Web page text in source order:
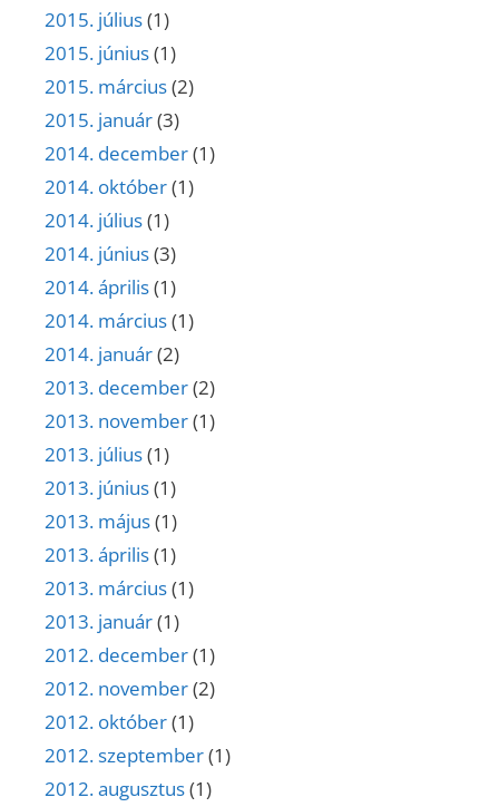
2015. július(1)
2015. június(1)
2015. március(2)
2015. január(3)
2014. december(1)
2014. október(1)
2014. július(1)
2014. június(3)
2014. április(1)
2014. március(1)
2014. január(2)
2013. december(2)
2013. november(1)
2013. július(1)
2013. június(1)
2013. május(1)
2013. április(1)
2013. március(1)
2013. január(1)
2012. december(1)
2012. november(2)
2012. október(1)
2012. szeptember(1)
2012. augusztus(1)